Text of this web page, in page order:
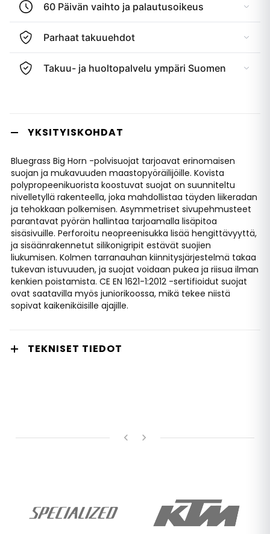
60 Päivän vaihto ja palautusoikeus
Parhaat takuuehdot
Takuu- ja huoltopalvelu ympäri Suomen
YKSITYISKOHDAT
Bluegrass Big Horn -polvisuojat tarjoavat erinomaisen
suojan ja mukavuuden maastopyöräilijöille. Kovista
polypropeenikuorista koostuvat suojat on suunniteltu
nivelletyllä rakenteella, joka mahdollistaa täyden liikeradan
ja tehokkaan polkemisen. Asymmetriset sivupehmusteet
parantavat pyörän hallintaa tarjoamalla lisäpitoa
sisäsivuille. Perforoitu neopreenisukka lisää hengittävyyttä,
ja sisäänrakennetut silikonigripit estävät suojien
liukumisen. Kolmen tarranauhan kiinnitysjärjestelmä takaa
tukevan istuvuuden, ja suojat voidaan pukea ja riisua ilman
kenkien poistamista. CE EN 1621-1:2012 -sertifioidut suojat
ovat saatavilla myös juniorikoossa, mikä tekee niistä
sopivat kaikenikäisille ajajille.
TEKNISET TIEDOT